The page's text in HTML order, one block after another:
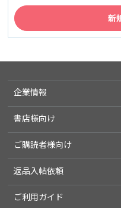
企業情報
書店様向け
ご購読者様向け
返品入帖依頼
ご利用ガイド